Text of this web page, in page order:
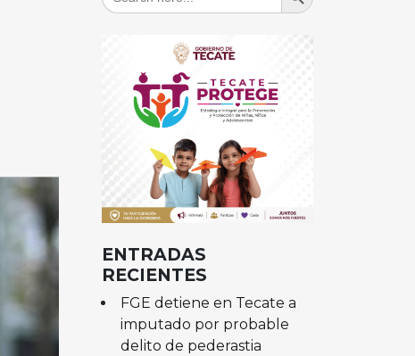
ENTRADAS
RECIENTES
FGE detiene en Tecate a
imputado por probable
delito de pederastia